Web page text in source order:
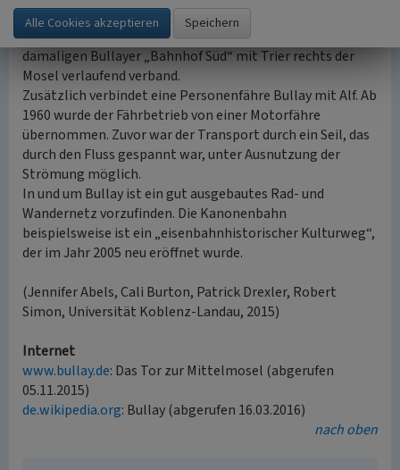
Eine weitere verkehrstechnische Besonderheit war die
Moselbahn„Saufbähnchen“, welche von 1905 bis 1961 den
damaligen Bullayer „Bahnhof Süd“ mit Trier rechts der
Mosel verlaufend verband.
Zusätzlich verbindet eine Personenfähre Bullay mit Alf. Ab
1960 wurde der Fährbetrieb von einer Motorfähre
übernommen. Zuvor war der Transport durch ein Seil, das
durch den Fluss gespannt war, unter Ausnutzung der
Strömung möglich.
In und um Bullay ist ein gut ausgebautes Rad- und
Wandernetz vorzufinden. Die Kanonenbahn
beispielsweise ist ein „eisenbahnhistorischer Kulturweg“,
der im Jahr 2005 neu eröffnet wurde.
(Jennifer Abels, Cali Burton, Patrick Drexler, Robert
Simon, Universität Koblenz-Landau, 2015)
Internet
www.bullay.de: Das Tor zur Mittelmosel (abgerufen
05.11.2015)
de.wikipedia.org: Bullay (abgerufen 16.03.2016)
nach oben